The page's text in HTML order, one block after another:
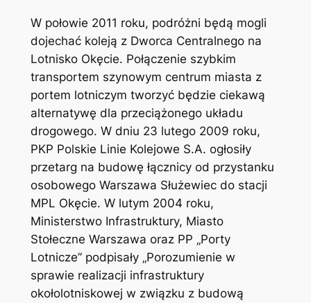
W połowie 2011 roku, podróżni będą mogli
dojechać koleją z Dworca Centralnego na
Lotnisko Okęcie. Połączenie szybkim
transportem szynowym centrum miasta z
portem lotniczym tworzyć będzie ciekawą
alternatywę dla przeciążonego układu
drogowego. W dniu 23 lutego 2009 roku,
PKP Polskie Linie Kolejowe S.A. ogłosiły
przetarg na budowę łącznicy od przystanku
osobowego Warszawa Służewiec do stacji
MPL Okęcie. W lutym 2004 roku,
Ministerstwo Infrastruktury, Miasto
Stołeczne Warszawa oraz PP „Porty
Lotnicze” podpisały „Porozumienie w
sprawie realizacji infrastruktury
okołolotniskowej w związku z budową